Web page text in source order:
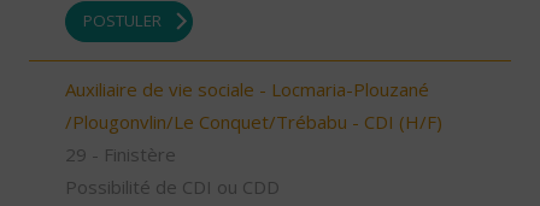
POSTULER
Auxiliaire de vie sociale - Locmaria-Plouzané
/Plougonvlin/Le Conquet/Trébabu - CDI (H/F)
29 - Finistère
Possibilité de CDI ou CDD